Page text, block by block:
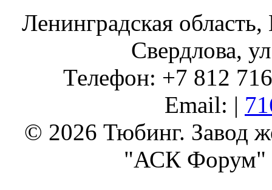
Ленинградская
Свердлова,
Телефон: +7 812
Email: |
© 2026 Тюбинг. Завод
"АСК Форум"